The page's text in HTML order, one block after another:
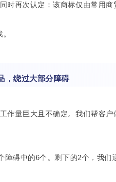
时再次认定：该商标仅由常用商
绕过大部分障碍
作量巨大且不确定。 我们帮客户
障碍中的6个。剩下的2个，我们